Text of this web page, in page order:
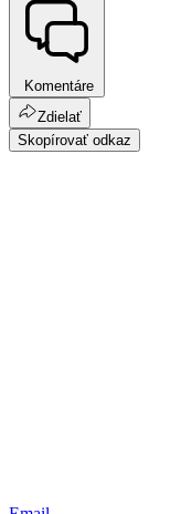
Komentáre
Zdielať
Skopírovať odkaz